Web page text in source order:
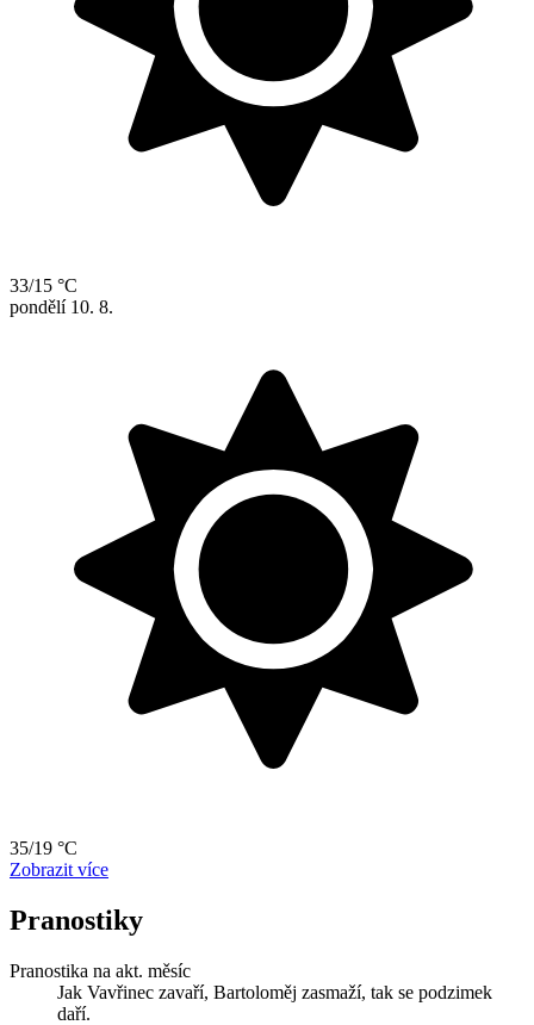
33/15 °C
pondělí 10. 8.
35/19 °C
Zobrazit více
Pranostiky
Pranostika na akt. měsíc
Jak Vavřinec zavaří, Bartoloměj zasmaží, tak se podzimek
daří.